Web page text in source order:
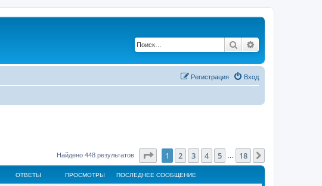
Поиск
Вход
Регистрация
Найдено 448 результатов Страница1 из 18
1 2 3 4 5 18
ОТВЕТЫ ПРОСМОТРЫ ПОСЛЕДНЕЕ СООБЩЕНИЕ